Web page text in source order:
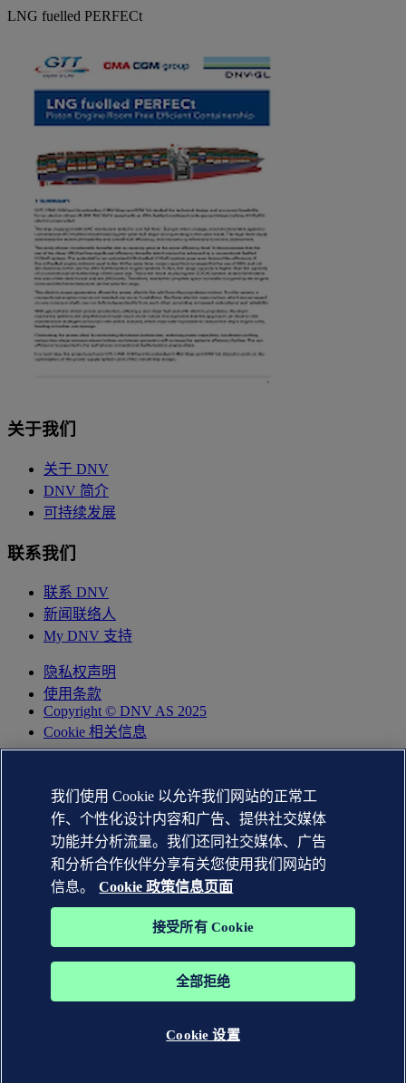
LNG fuelled PERFECt
关于我们
关于 DNV
DNV 简介
可持续发展
联系我们
联系 DNV
新闻联络人
My DNV 支持
隐私权声明
使用条款
Copyright © DNV AS 2025
Cookie 相关信息
商标是 Det Norske Veritas 集团公司的财产。 版权所有。
沪公网安备31010502007596号
我们使用 Cookie 以允许我们网站的正常工
作、个性化设计内容和广告、提供社交媒体
功能并分析流量。我们还同社交媒体、广告
和分析合作伙伴分享有关您使用我们网站的
信息。
Cookie 政策信息页面
接受所有 Cookie
全部拒绝
Cookie 设置